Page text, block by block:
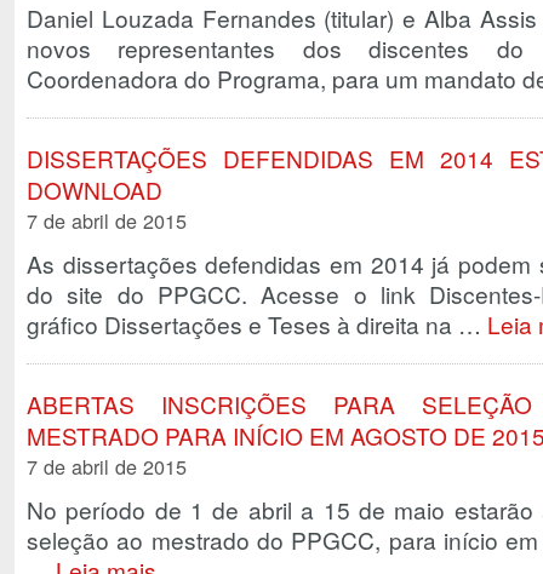
Daniel Louzada Fernandes (titular) e Alba
novos representantes dos discentes
Coordenadora do Programa, para um mandato
DISSERTAÇÕES DEFENDIDAS EM 2014
DOWNLOAD
7 de abril de 2015
As dissertações defendidas em 2014 já podem
do site do PPGCC. Acesse o link
gráfico Dissertações e Teses à direita na … Leia
ABERTAS INSCRIÇÕES PARA
MESTRADO PARA INÍCIO EM AGOSTO DE
7 de abril de 2015
No período de 1 de abril a 15 de maio
seleção ao mestrado do PPGCC, para início